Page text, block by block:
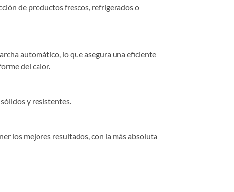
de productos frescos, refrigerados o
automático, lo que asegura una eficiente
del calor.
y resistentes.
los mejores resultados, con la más absoluta